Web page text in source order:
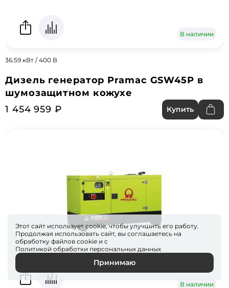
В наличии
36.59 кВт / 400 В
Дизель генератор Pramac GSW45P в
шумозащитном кожухе
1 454 959 ₽
Купить
В наличии
Этот сайт использует cookie, чтобы улучшить его работу.
Продолжая использовать сайт, вы соглашаетесь на
обработку файлов cookie и с
Политикой обработки персональных данных
Принимаю